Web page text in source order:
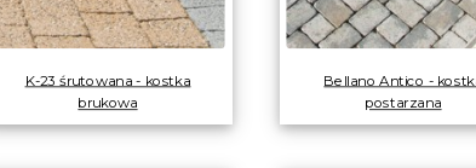
K-23 śrutowana - kostka
brukowa
Bellano Antico -
postarzana